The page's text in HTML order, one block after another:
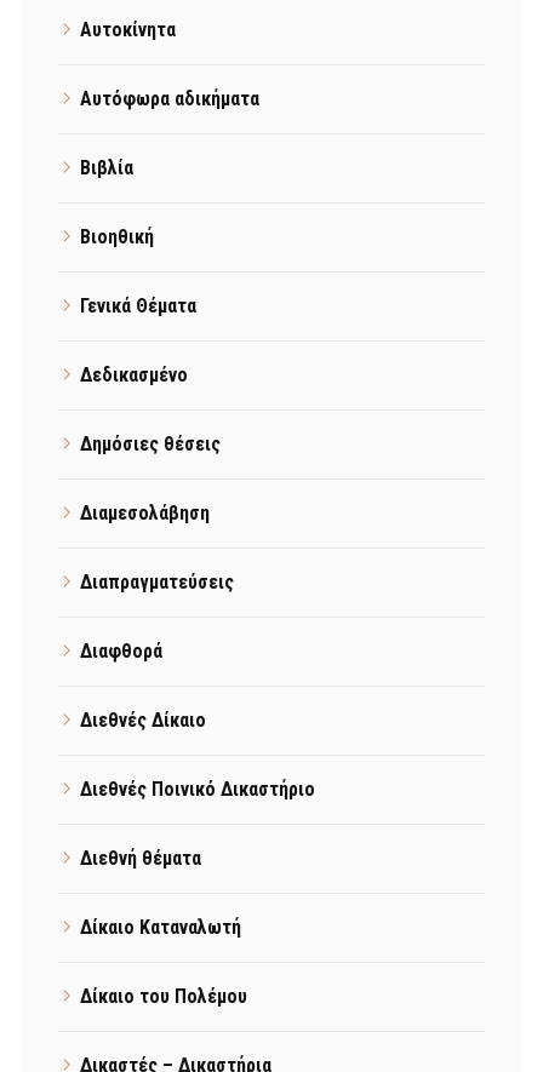
Αυτοκίνητα
Αυτόφωρα αδικήματα
Βιβλία
Βιοηθική
Γενικά Θέματα
Δεδικασμένο
Δημόσιες θέσεις
Διαμεσολάβηση
Διαπραγματεύσεις
Διαφθορά
Διεθνές Δίκαιο
Διεθνές Ποινικό Δικαστήριο
Διεθνή θέματα
Δίκαιο Καταναλωτή
Δίκαιο του Πολέμου
Δικαστές – Δικαστήρια